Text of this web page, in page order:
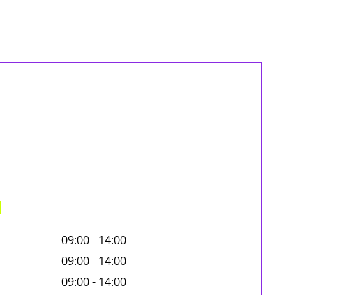
09:00 - 14:00
09:00 - 14:00
09:00 - 14:00